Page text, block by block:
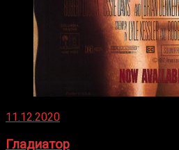
11.12.2020
Гладиатор